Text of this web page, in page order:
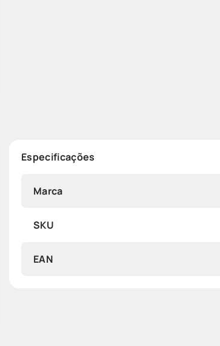
Especificações
Marca
SKU
EAN